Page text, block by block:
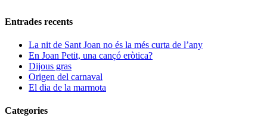
Entrades recents
La nit de Sant Joan no és la més curta de l’any
En Joan Petit, una cançó eròtica?
Dijous gras
Origen del carnaval
El dia de la marmota
Categories